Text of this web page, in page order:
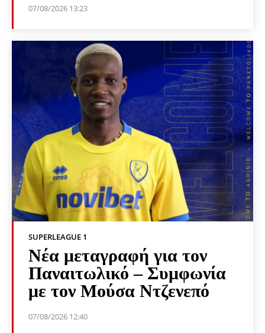
07/08/2026 13:23
SUPERLEAGUE 1
Νέα μεταγραφή για τον
Παναιτωλικό – Συμφωνία
με τον Μούσα Ντζενεπό
07/08/2026 12:40